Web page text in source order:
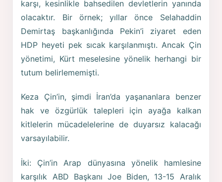
karşı, kesinlikle bahsedilen devletlerin yanında
olacaktır. Bir örnek; yıllar önce Selahaddin
Demirtaş başkanlığında Pekin’i ziyaret eden
HDP heyeti pek sıcak karşılanmıştı. Ancak Çin
yönetimi, Kürt meselesine yönelik herhangi bir
tutum belirlememişti.
Keza Çin’in, şimdi İran’da yaşananlara benzer
hak ve özgürlük talepleri için ayağa kalkan
kitlelerin mücadelelerine de duyarsız kalacağı
varsayılabilir.
İki: Çin’in Arap dünyasına yönelik hamlesine
karşılık ABD Başkanı Joe Biden, 13-15 Aralık